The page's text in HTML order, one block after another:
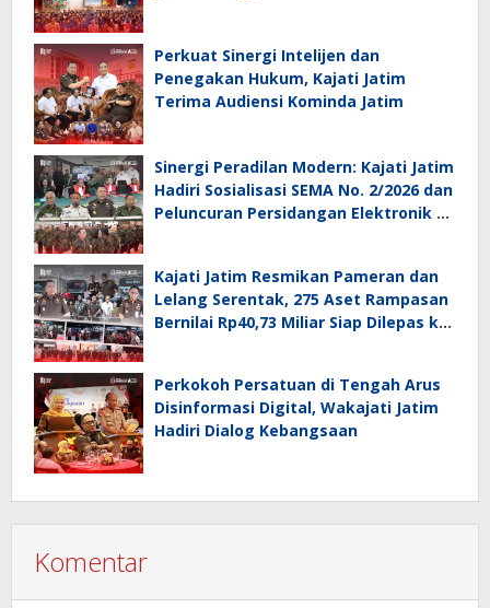
Perkuat Sinergi Intelijen dan
Penegakan Hukum, Kajati Jatim
Terima Audiensi Kominda Jatim
Sinergi Peradilan Modern: Kajati Jatim
Hadiri Sosialisasi SEMA No. 2/2026 dan
Peluncuran Persidangan Elektronik di
Kajati Jatim Resmikan Pameran dan
Lelang Serentak, 275 Aset Rampasan
Bernilai Rp40,73 Miliar Siap Dilepas ke
Perkokoh Persatuan di Tengah Arus
Disinformasi Digital, Wakajati Jatim
Hadiri Dialog Kebangsaan
Komentar